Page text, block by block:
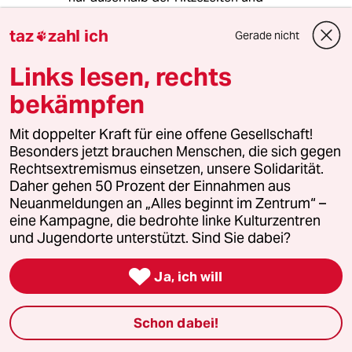
die man bestenfalls mit heimischen Gehölzen
schafft. Nach meiner Erfahrung im Emsland mit
knarztrockenem Sandboden funktioniert das
gut - schade nur, dass die Nachbarn das nicht
verstehen.
TE Troll Eulenspiegel
21.07.2025,14:41 Uhr
@Axel Donning:
Noch besser: Niemals mähen, die
Natur einfach machen lassen.
Sonst würde es auch nicht Leben
geben, welches hunderte Millionen
Jahre überdauert hat. Ungemähtes
Gras hat damals niemanden
taz zahl ich Gerade nicht
Links lesen, rechts
bekämpfen
Mit doppelter Kraft für eine offene Gesellschaft!
Besonders jetzt brauchen Menschen, die sich gegen
Rechtsextremismus einsetzen, unsere Solidarität.
Daher gehen 50 Prozent der Einnahmen aus
Neuanmeldungen an „Alles beginnt im Zentrum“ –
eine Kampagne, die bedrohte linke Kulturzentren
und Jugendorte unterstützt. Sind Sie dabei?
 Ja, ich will
Schon dabei!